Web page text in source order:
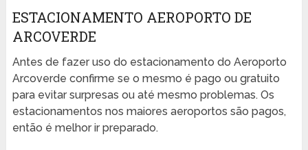
ESTACIONAMENTO AEROPORTO DE
ARCOVERDE
Antes de fazer uso do estacionamento do Aeroporto
Arcoverde confirme se o mesmo é pago ou gratuito
para evitar surpresas ou até mesmo problemas. Os
estacionamentos nos maiores aeroportos são pagos,
então é melhor ir preparado.